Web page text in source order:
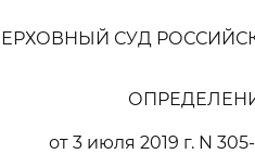
СУД
от 3 июля 2019 г. N